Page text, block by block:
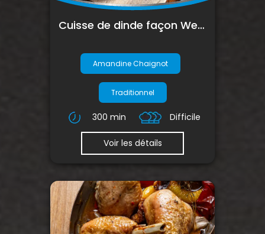
Cuisse de dinde façon Wellington
Amandine Chaignot
Traditionnel
300 min Difficile
Voir les détails